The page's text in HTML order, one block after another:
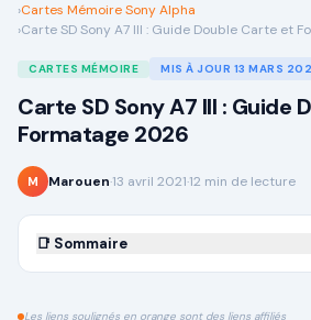
›Cartes Mémoire Sony Alpha
›Carte SD Sony A7 III : Guide Double Carte et
CARTES MÉMOIRE MIS À JOUR 13 MARS
Carte SD Sony A7 III : Guide
Formatage 2026
M Marouen·13 avril 2021·12 min de lecture
📑 Sommaire
Les liens soulignés en orange sont des liens affiliés